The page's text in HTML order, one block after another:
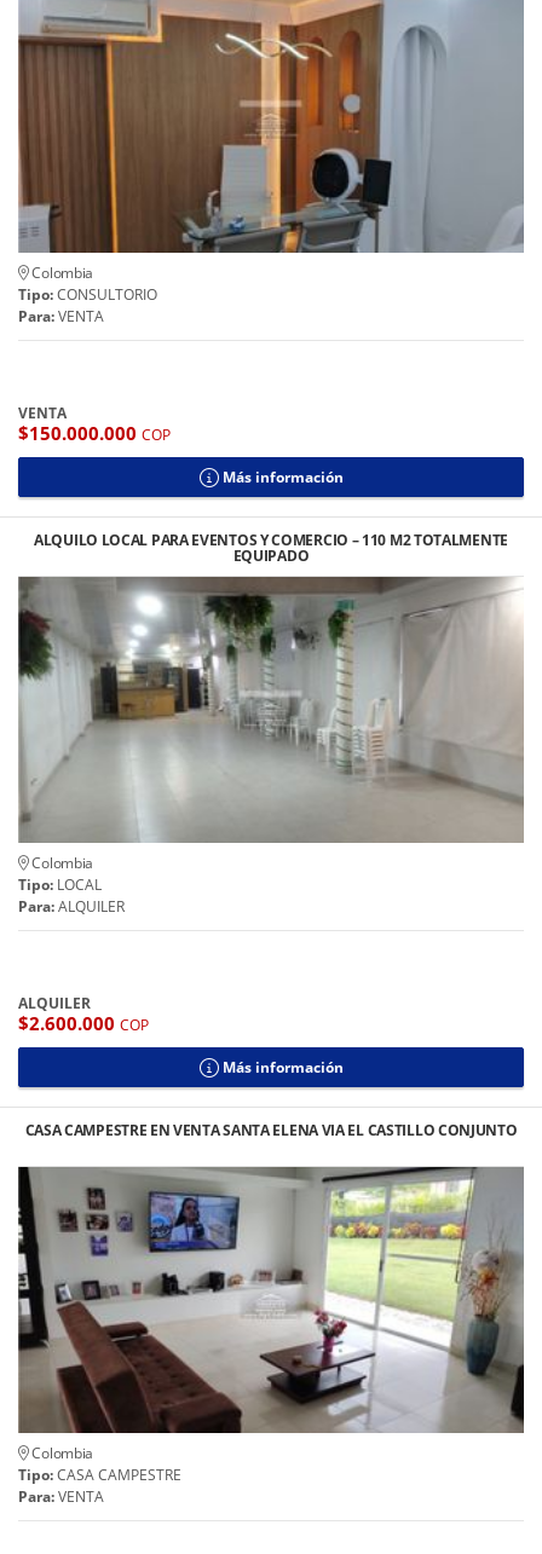
Colombia
Tipo:CONSULTORIO
Para:VENTA
VENTA
$150.000.000 COP
Más información
ALQUILO LOCAL PARA EVENTOS Y COMERCIO – 110 M2 TOTALMENTE
EQUIPADO
Colombia
Tipo: LOCAL
Para:ALQUILER
ALQUILER
$2.600.000 COP
Más información
CASA CAMPESTRE EN VENTA SANTA ELENA VIA EL CASTILLO CONJUNTO
Colombia
Tipo:CASA CAMPESTRE
Para:VENTA